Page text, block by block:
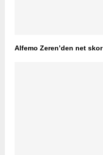
Alfemo Zeren’den net skor